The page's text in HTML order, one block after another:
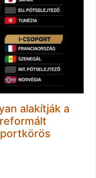
alakítják a